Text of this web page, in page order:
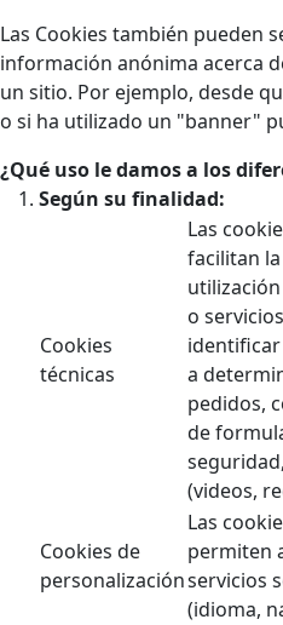
Las Cookies también pueden
información anónima acerca
un sitio. Por ejemplo, desde
o si ha utilizado un "banner"
¿Qué uso le damos a los
Según su finalidad:
Cookies
técnicas
Las
facilitan
o
a
pedidos,
de
(videos,
Cookies de
personalización
Las
permiten
servicios
(idioma,